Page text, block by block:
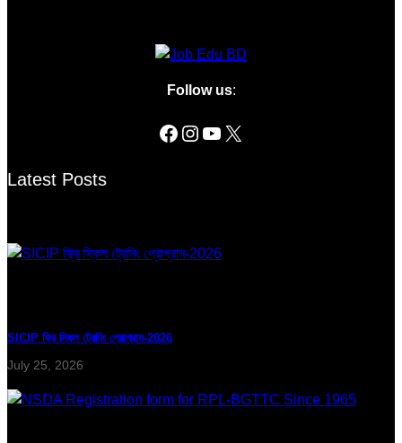
Follow us:
Latest Posts
SICIP ফ্রি স্কিল ট্রেনিং প্রোগ্রাম-2026
July 25, 2026